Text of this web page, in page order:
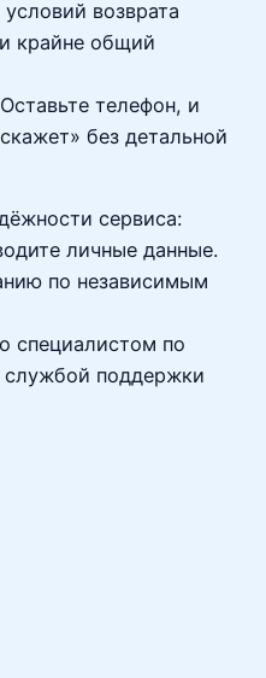
возврата
крайне общий
телефон, и
без детальной
сервиса:
личные данные.
по независимым
специалистом по
службой поддержки